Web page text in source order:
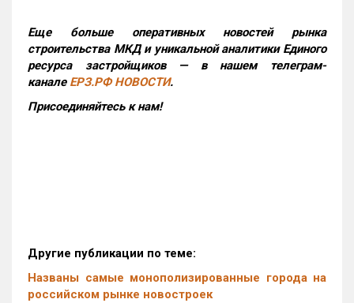
Еще больше оперативных новостей рынка
строительства МКД и уникальной аналитики Единого
ресурса застройщиков — в нашем телеграм-
канале ЕРЗ.РФ НОВОСТИ.
Присоединяйтесь к нам!
Другие публикации по теме:
Названы самые монополизированные города на
российском рынке новостроек